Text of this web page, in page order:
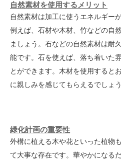
自然素材を使用するメリット
自然素材は加工に使うエネルギー
例えば、石材や木材、竹などの自
ましょう。石などの自然素材は耐
能です。石を使えば、落ち着いた
とができます。木材を使用すると
に親しみを感じてもらえるでしょう
緑化計画の重要性
外構に植える木や花といった植物
て大事な存在です。華やかになる